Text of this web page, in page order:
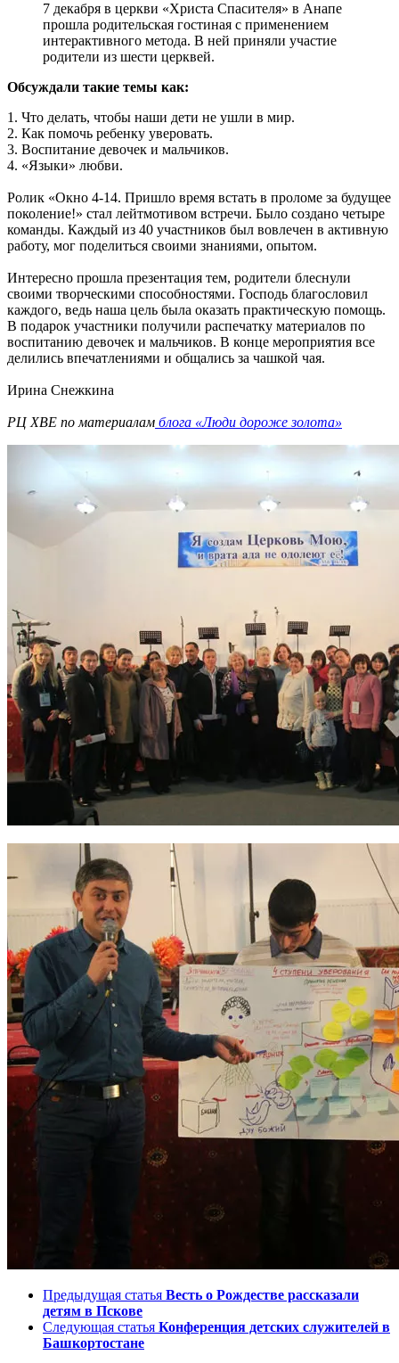
7 декабря в церкви «Христа Спасителя» в Анапе
прошла родительская гостиная с применением
интерактивного метода. В ней приняли участие
родители из шести церквей.
Обсуждали такие темы как:
1. Что делать, чтобы наши дети не ушли в мир.
2. Как помочь ребенку уверовать.
3. Воспитание девочек и мальчиков.
4. «Языки» любви.
Ролик «Окно 4-14. Пришло время встать в проломе за будущее
поколение!» стал лейтмотивом встречи. Было создано четыре
команды. Каждый из 40 участников был вовлечен в активную
работу, мог поделиться своими знаниями, опытом.
Интересно прошла презентация тем, родители блеснули
своими творческими способностями. Господь благословил
каждого, ведь наша цель была оказать практическую помощь.
В подарок участники получили распечатку материалов по
воспитанию девочек и мальчиков. В конце мероприятия все
делились впечатлениями и общались за чашкой чая.
Ирина Снежкина
РЦ ХВЕ по материалам блога «Люди дороже золота»
Предыдущая статья Весть о Рождестве рассказали
детям в Пскове
Следующая статья Конференция детских служителей в
Башкортостане